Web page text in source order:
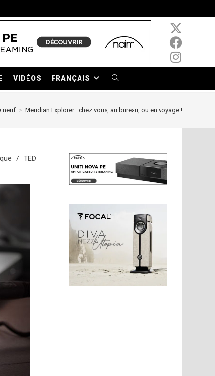
VIDÉOS FRANÇAIS TOGGLE
neuf > Meridian Explorer : chez vous, au bureau, ou en voyage !
/ TED